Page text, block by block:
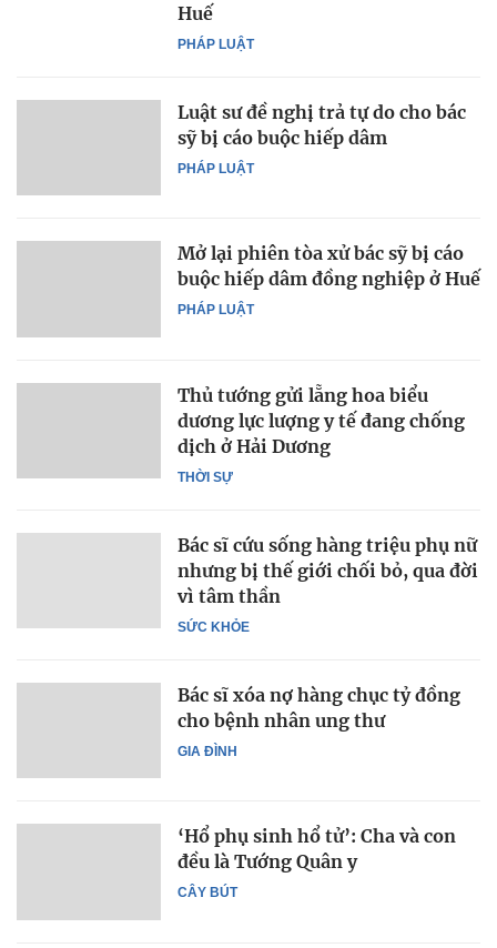
PHÁP LUẬT
Huế
PHÁP LUẬT
Luật sư đề nghị trả tự do cho bác
sỹ bị cáo buộc hiếp dâm
PHÁP LUẬT
Mở lại phiên tòa xử bác sỹ bị cáo
buộc hiếp dâm đồng nghiệp ở Huế
THỜI SỰ
Thủ tướng gửi lẵng hoa biểu
dương lực lượng y tế đang chống
dịch ở Hải Dương
SỨC KHỎE
Bác sĩ cứu sống hàng triệu phụ nữ
nhưng bị thế giới chối bỏ, qua đời
vì tâm thần
GIA ĐÌNH
Bác sĩ xóa nợ hàng chục tỷ đồng
cho bệnh nhân ung thư
CÂY BÚT
‘Hổ phụ sinh hổ tử’: Cha và con
đều là Tướng Quân y